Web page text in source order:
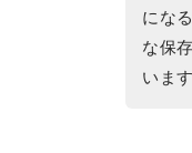
にな
な保
います